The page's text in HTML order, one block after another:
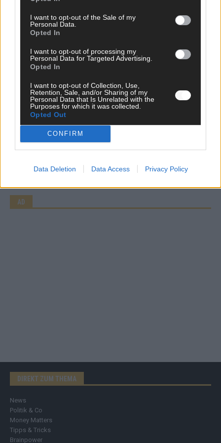
I want to opt-out of the Sale of my
Personal Data.
Opted In
I want to opt-out of processing my
Personal Data for Targeted Advertising.
Opted In
I want to opt-out of Collection, Use,
Retention, Sale, and/or Sharing of my
Personal Data that Is Unrelated with the
Purposes for which it was collected.
Opted Out
CONFIRM
Data Deletion Data Access Privacy Policy
WERBE BEI UNS!
CHECK UNS AUF FACEBOOK
AD
DIREKT ZUM THEMA
News
Politik & Co
Money Matters
Tipps & Tricks
Brainpower